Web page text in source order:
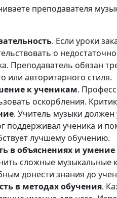
преподавателя
. Если уроки
о
Преподаватель обязан
или авторитарного стиля.
к ученикам.
оскорбления.
. Учитель музыки
поддерживал ученика и
лучшему обучению.
в объяснениях и
сложные музыкальные
донести знания до
в методах обучения.